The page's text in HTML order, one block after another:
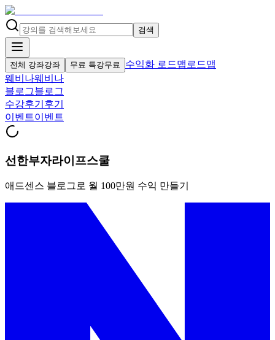
검색
전체 강좌강좌 무료 특강무료 수익화 로드맵 로드맵
웨비나웨비나
블로그블로그
수강후기 후기
이벤트이벤트
선한부자라이프스쿨
애드센스 블로그로 월 100만원 수익 만들기